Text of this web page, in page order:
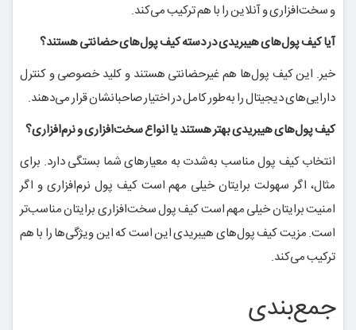
و سخت‌افزاری و آنلاین را با هم ترکیب می‌کند.
آیا کیف پول‌های هیبریدی در دسته کیف پول‌های حضانتی هستند؟
خیر. این کیف پول‌ها هم غیرحضانتی هستند و کلید خصوصی و کنترل
دارایی‌های دیجیتال را به‌طور کامل در اختیار صاحبانشان قرار می‌دهند.
کیف پول‌های هیبریدی بهتر هستند یا انواع سخت‌افزاری و نرم‌افزاری؟
انتخاب کیف پول مناسب به‌شدت به معیارهای شما بستگی دارد. برای
مثال، اگر سهولت برایتان خیلی مهم است کیف پول نرم‌افزاری و اگر
امنیت برایتان خیلی مهم است کیف پول سخت‌افزاری برایتان مناسب‌تر
است. مزیت کیف پول‌های هیبریدی این است که این ویژگی‌ها را با هم
ترکیب می‌کند.
جمع‌بندی